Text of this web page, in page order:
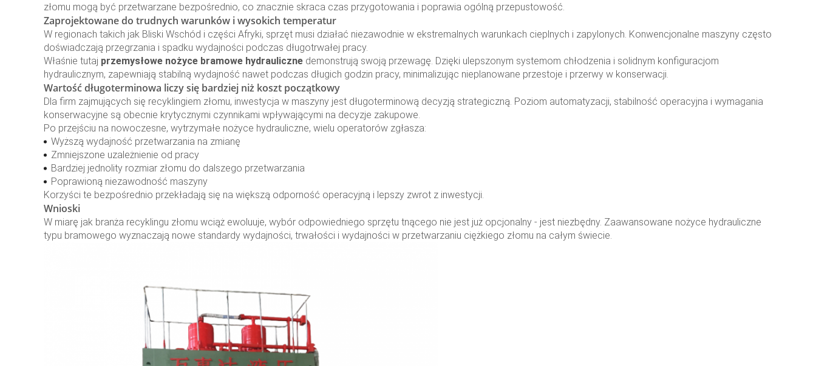
złomu mogą być przetwarzane bezpośrednio, co znacznie skraca czas przygotowania i poprawia ogólną przepustowość.
Zaprojektowane do trudnych warunków i wysokich temperatur
W regionach takich jak Bliski Wschód i części Afryki, sprzęt musi działać niezawodnie w ekstremalnych warunkach cieplnych i zapylonych. Konwencjonalne maszyny często
doświadczają przegrzania i spadku wydajności podczas długotrwałej pracy.
Właśnie tutaj przemysłowe nożyce bramowe hydrauliczne demonstrują swoją przewagę. Dzięki ulepszonym systemom chłodzenia i solidnym konfiguracjom
hydraulicznym, zapewniają stabilną wydajność nawet podczas długich godzin pracy, minimalizując nieplanowane przestoje i przerwy w konserwacji.
Wartość długoterminowa liczy się bardziej niż koszt początkowy
Dla firm zajmujących się recyklingiem złomu, inwestycja w maszyny jest długoterminową decyzją strategiczną. Poziom automatyzacji, stabilność operacyjna i wymagania
konserwacyjne są obecnie krytycznymi czynnikami wpływającymi na decyzje zakupowe.
Po przejściu na nowoczesne, wytrzymałe nożyce hydrauliczne, wielu operatorów zgłasza:
Wyższą wydajność przetwarzania na zmianę
Zmniejszone uzależnienie od pracy
Bardziej jednolity rozmiar złomu do dalszego przetwarzania
Poprawioną niezawodność maszyny
Korzyści te bezpośrednio przekładają się na większą odporność operacyjną i lepszy zwrot z inwestycji.
Wnioski
W miarę jak branża recyklingu złomu wciąż ewoluuje, wybór odpowiedniego sprzętu tnącego nie jest już opcjonalny - jest niezbędny. Zaawansowane nożyce hydrauliczne
typu bramowego wyznaczają nowe standardy wydajności, trwałości i wydajności w przetwarzaniu ciężkiego złomu na całym świecie.